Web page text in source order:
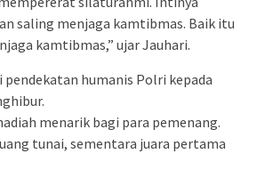
saling menjaga kamtibmas. Baik itu
kamtibmas,” ujar Jauhari.
humanis Polri kepada
menarik bagi para pemenang.
tunai, sementara juara pertama